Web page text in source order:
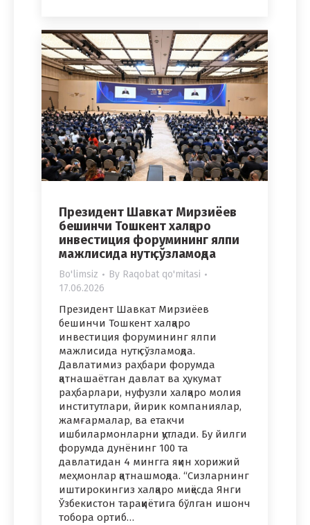
Президент Шавкат Мирзиёев
бешинчи Тошкент халқаро
инвестиция форумининг ялпи
мажлисида нутқ сўзламоқда
Bo'limsiz By Raqobat qo'mitasi
17.06.2026
Президент Шавкат Мирзиёев
бешинчи Тошкент халқаро
инвестиция форумининг ялпи
мажлисида нутқ сўзламоқда.
Давлатимиз раҳбари форумда
қатнашаётган давлат ва ҳукумат
раҳбарлари, нуфузли халқаро молия
институтлари, йирик компаниялар,
жамғармалар, ва етакчи
ишбилармонларни қутлади. Бу йилги
форумда дунёнинг 100 та
давлатидан 4 мингга яқин хорижий
меҳмонлар қатнашмоқда. “Сизларнинг
иштирокингиз халқаро миқёсда Янги
Ўзбекистон тараққиётига бўлган ишонч
тобора ортиб…